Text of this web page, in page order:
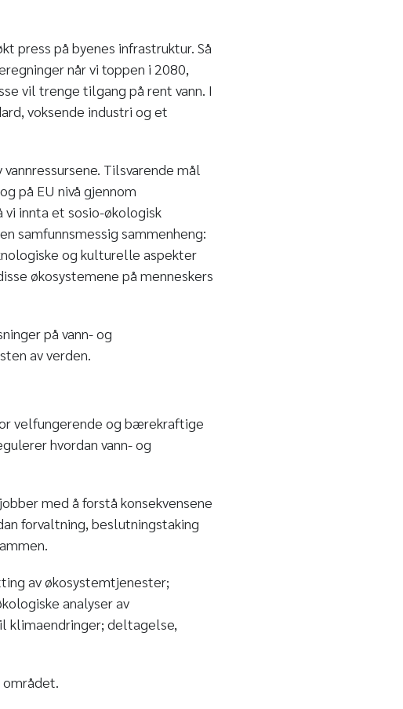
press på byenes infrastruktur. Så
når vi toppen i 2080,
vil trenge tilgang på rent vann. I
voksende industri og et
Tilsvarende mål
på EU nivå gjennom
vi innta et sosio-økologisk
samfunnsmessig sammenheng:
og kulturelle aspekter
økosystemene på menneskers
på vann- og
av verden.
velfungerende og bærekraftige
hvordan vann- og
med å forstå konsekvensene
forvaltning, beslutningstaking
av økosystemtjenester;
analyser av
klimaendringer; deltagelse,